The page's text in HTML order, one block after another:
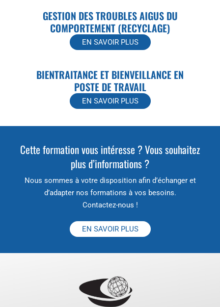
GESTION DES TROUBLES AIGUS DU
COMPORTEMENT (RECYCLAGE)
EN SAVOIR PLUS
BIENTRAITANCE ET BIENVEILLANCE EN
POSTE DE TRAVAIL
EN SAVOIR PLUS
Cette formation vous intéresse ? Vous souhaitez
plus d’informations ?
Nous sommes à votre disposition afin d’échanger et
d’adapter nos formations à vos besoins.
Contactez-nous !
EN SAVOIR PLUS